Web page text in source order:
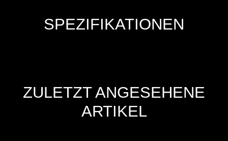
SPEZIFIKATIONEN
ZULETZT ANGESEHENE
ARTIKEL